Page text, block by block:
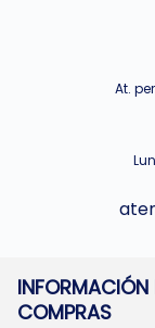
At.
INFORMACIÓN
COMPRAS